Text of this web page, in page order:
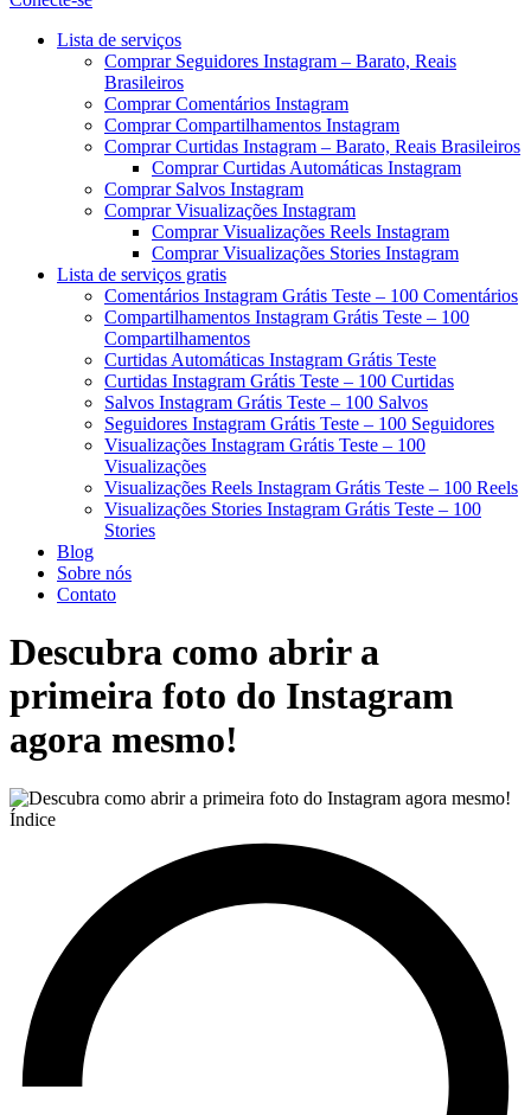
Menu
Lista de serviços
Comprar Seguidores Instagram – Barato, Reais
Brasileiros
Comprar Comentários Instagram
Comprar Compartilhamentos Instagram
Comprar Curtidas Instagram – Barato, Reais Brasileiros
Comprar Curtidas Automáticas Instagram
Comprar Salvos Instagram
Comprar Visualizações Instagram
Comprar Visualizações Reels Instagram
Comprar Visualizações Stories Instagram
Lista de serviços gratis
Comentários Instagram Grátis Teste – 100 Comentários
Compartilhamentos Instagram Grátis Teste – 100
Compartilhamentos
Curtidas Automáticas Instagram Grátis Teste
Curtidas Instagram Grátis Teste – 100 Curtidas
Salvos Instagram Grátis Teste – 100 Salvos
Seguidores Instagram Grátis Teste – 100 Seguidores
Visualizações Instagram Grátis Teste – 100
Visualizações
Visualizações Reels Instagram Grátis Teste – 100 Reels
Visualizações Stories Instagram Grátis Teste – 100
Stories
Blog
Sobre nós
Contato
Descubra como abrir a
primeira foto do Instagram
agora mesmo!
Índice